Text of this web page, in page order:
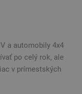
a automobily 4x4
po celý rok, ale
v prímestských